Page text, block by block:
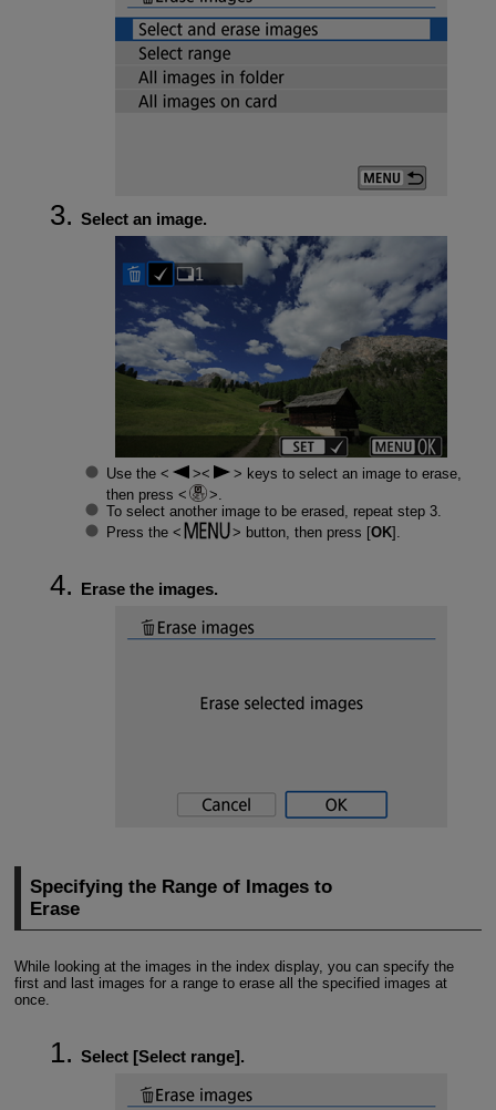
Select an image.
Use the
keys to select an image to erase,
then press
.
To select another image to be erased, repeat step 3.
Press the
button, then press [OK].
Erase the images.
Specifying the Range of Images to
Erase
While looking at the images in the index display, you can specify the
first and last images for a range to erase all the specified images at
once.
Select [Select range].